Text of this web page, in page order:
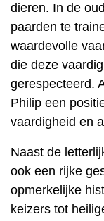
dieren. In de
paarden te
waardevolle
die deze
gerespecteerd.
Philip een
vaardigheid en
Naast de
ook een rijke
opmerkelijke
keizers tot